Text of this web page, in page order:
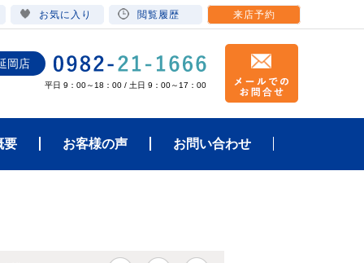
岡店
平日 9：00～18：00 / 土日 9：00～17：00
要 お客様の声 お問い合わせ
お気に入り 閲覧履歴 来店予約